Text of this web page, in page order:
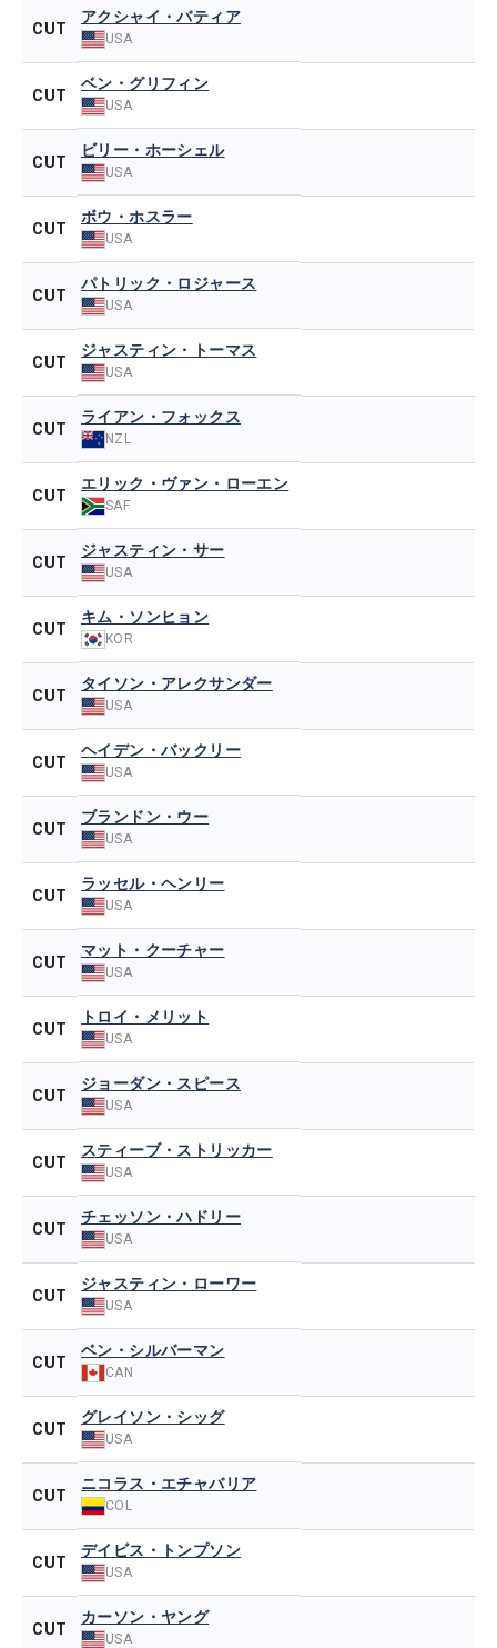
CUT
アクシャイ・バティア
USA
CUT
ベン・グリフィン
USA
CUT
ビリー・ホーシェル
USA
CUT
ボウ・ホスラー
USA
CUT
パトリック・ロジャース
USA
CUT
ジャスティン・トーマス
USA
CUT
ライアン・フォックス
NZL
CUT
エリック・ヴァン・ローエン
SAF
CUT
ジャスティン・サー
USA
CUT
キム・ソンヒョン
KOR
CUT
タイソン・アレクサンダー
USA
CUT
ヘイデン・バックリー
USA
CUT
ブランドン・ウー
USA
CUT
ラッセル・ヘンリー
USA
CUT
マット・クーチャー
USA
CUT
トロイ・メリット
USA
CUT
ジョーダン・スピース
USA
CUT
スティーブ・ストリッカー
USA
CUT
チェッソン・ハドリー
USA
CUT
ジャスティン・ローワー
USA
CUT
ベン・シルバーマン
CAN
CUT
グレイソン・シッグ
USA
CUT
ニコラス・エチャバリア
COL
CUT
デイビス・トンプソン
USA
CUT
カーソン・ヤング
USA